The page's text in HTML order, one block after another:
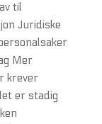
til
Juridiske
Mer
krever
er stadig